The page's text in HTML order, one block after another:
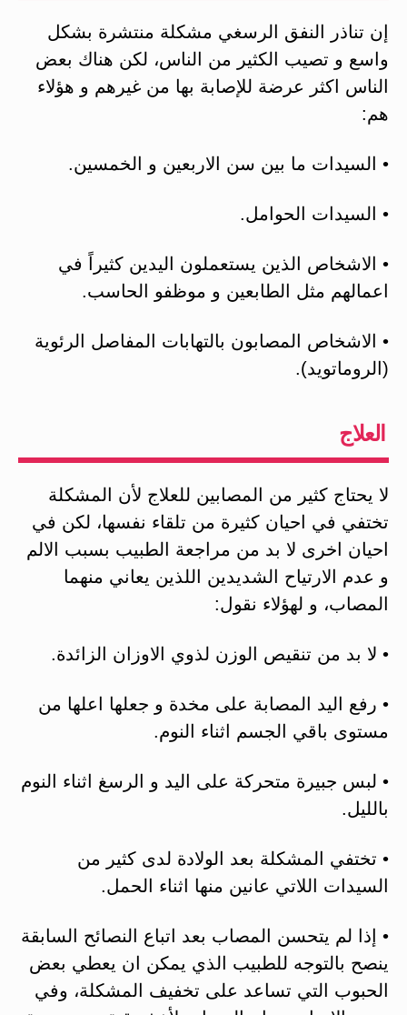
إن تناذر النفق الرسغي مشكلة منتشرة بشكل
واسع و تصيب الكثير من الناس، لكن هناك بعض
الناس اكثر عرضة للإصابة بها من غيرهم و هؤلاء
هم:
• السيدات ما بين سن الاربعين و الخمسين.
• السيدات الحوامل.
• الاشخاص الذين يستعملون اليدين كثيراً في
اعمالهم مثل الطابعين و موظفو الحاسب.
• الاشخاص المصابون بالتهابات المفاصل الرئوية
(الروماتويد).
العلاج
لا يحتاج كثير من المصابين للعلاج لأن المشكلة
تختفي في احيان كثيرة من تلقاء نفسها، لكن في
احيان اخرى لا بد من مراجعة الطبيب بسبب الالم
و عدم الارتياح الشديدين اللذين يعاني منهما
المصاب، و لهؤلاء نقول:
• لا بد من تنقيص الوزن لذوي الاوزان الزائدة.
• رفع اليد المصابة على مخدة و جعلها اعلها من
مستوى باقي الجسم اثناء النوم.
• لبس جبيرة متحركة على اليد و الرسغ اثناء النوم
بالليل.
• تختفي المشكلة بعد الولادة لدى كثير من
السيدات اللاتي عانين منها اثناء الحمل.
• إذا لم يتحسن المصاب بعد اتباع النصائح السابقة
ينصح بالتوجه للطبيب الذي يمكن ان يعطي بعض
الحبوب التي تساعد على تخفيف المشكلة، وفي